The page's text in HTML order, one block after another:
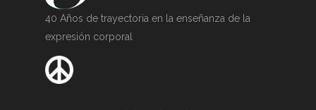
40 Años de trayectoria en la enseñanza de la
expresión corporal